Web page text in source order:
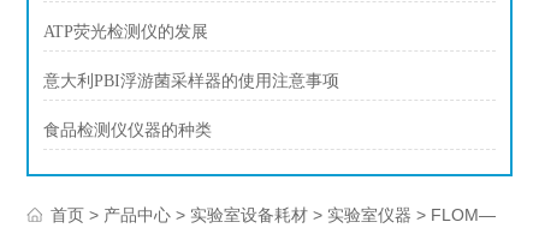
ATP荧光检测仪的发展
意大利PBI浮游菌采样器的使用注意事项
食品检测仪仪器的种类
首页 > 产品中心 > 实验室设备耗材 > 实验室仪器 > FLOM—